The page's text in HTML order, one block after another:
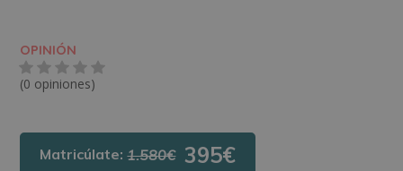
OPINIÓN
(0 opiniones)
Matricúlate:1.580€ 395€